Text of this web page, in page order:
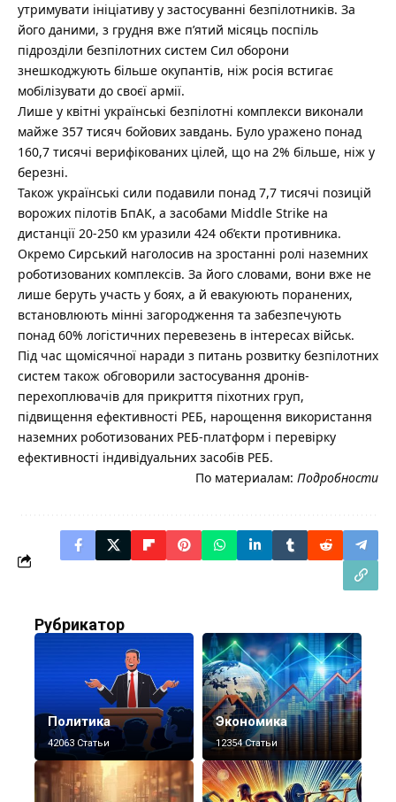
утримувати ініціативу у застосуванні безпілотників. За
його даними, з грудня вже п’ятий місяць поспіль
підрозділи безпілотних систем Сил оборони
знешкоджують більше окупантів, ніж росія встигає
мобілізувати до своєї армії.
Лише у квітні українські безпілотні комплекси виконали
майже 357 тисяч бойових завдань. Було уражено понад
160,7 тисячі верифікованих цілей, що на 2% більше, ніж у
березні.
Також українські сили подавили понад 7,7 тисячі позицій
ворожих пілотів БпАК, а засобами Middle Strike на
дистанції 20-250 км уразили 424 об’єкти противника.
Окремо Сирський наголосив на зростанні ролі наземних
роботизованих комплексів. За його словами, вони вже не
лише беруть участь у боях, а й евакуюють поранених,
встановлюють мінні загородження та забезпечують
понад 60% логістичних перевезень в інтересах військ.
Під час щомісячної наради з питань розвитку безпілотних
систем також обговорили застосування дронів-
перехоплювачів для прикриття піхотних груп,
підвищення ефективності РЕБ, нарощення використання
наземних роботизованих РЕБ-платформ і перевірку
ефективності індивідуальних засобів РЕБ.
По материалам: Подробности
Рубрикатор
Политика
42063 Статьи
Экономика
12354 Статьи